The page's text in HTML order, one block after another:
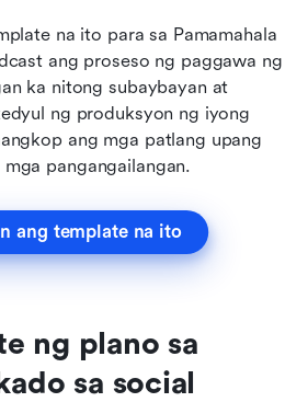
na ito para sa Pamamahala
ang proseso ng paggawa ng
ka nitong subaybayan at
ng produksyon ng iyong
ang mga patlang upang
pangangailangan.
ang template na ito
ng plano sa
sa social